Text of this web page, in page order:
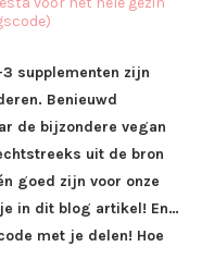
3 supplementen zijn
Benieuwd
de bijzondere vegan
uit de bron
goed zijn voor onze
in dit blog artikel! En…
met je delen! Hoe